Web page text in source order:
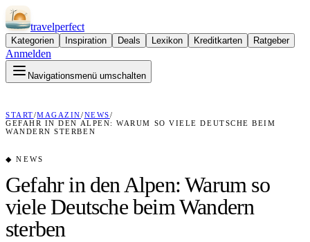
travelperfect
Kategorien Inspiration Deals Lexikon Kreditkarten Ratgeber
Anmelden
Navigationsmenü umschalten
START/MAGAZIN/NEWS/
GEFAHR IN DEN ALPEN: WARUM SO VIELE DEUTSCHE BEIM
WANDERN STERBEN
◆NEWS
Gefahr in den Alpen: Warum so
viele Deutsche beim Wandern
sterben